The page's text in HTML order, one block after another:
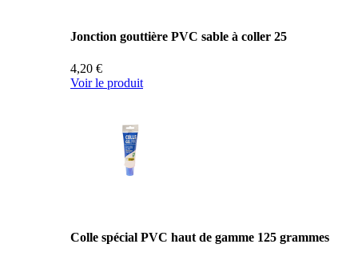
Jonction gouttière PVC sable à coller 25
4,20 €
Voir le produit
Colle spécial PVC haut de gamme 125 grammes